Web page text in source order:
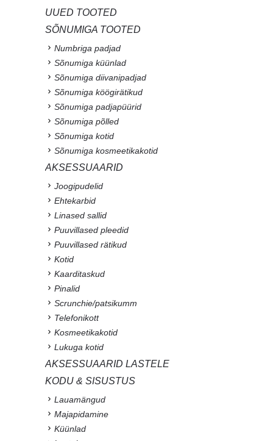
UUED TOOTED
SÕNUMIGA TOOTED
Numbriga padjad
Sõnumiga küünlad
Sõnumiga diivanipadjad
Sõnumiga köögirätikud
Sõnumiga padjapüürid
Sõnumiga põlled
Sõnumiga kotid
Sõnumiga kosmeetikakotid
AKSESSUAARID
Joogipudelid
Ehtekarbid
Linased sallid
Puuvillased pleedid
Puuvillased rätikud
Kotid
Kaarditaskud
Pinalid
Scrunchie/patsikumm
Telefonikott
Kosmeetikakotid
Lukuga kotid
AKSESSUAARID LASTELE
KODU & SISUSTUS
Lauamängud
Majapidamine
Küünlad